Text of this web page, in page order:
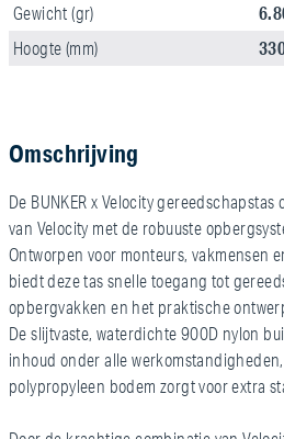
Gewicht (gr)
Hoogte (mm)
Omschrijving
De BUNKER x Velocity
van Velocity met de robuuste
Ontworpen voor monteurs, vakmensen
biedt deze tas snelle toegang tot
opbergvakken en het praktische
De slijtvaste, waterdichte 900D nylon
inhoud onder alle
polypropyleen bodem zorgt voor extra